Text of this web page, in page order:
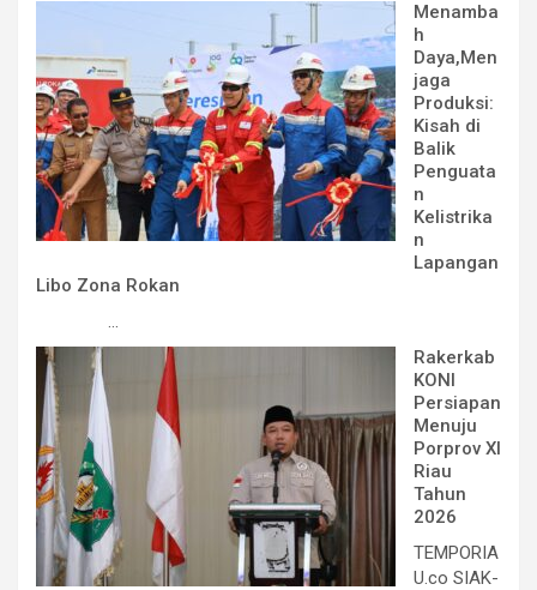
Menamba
h
Daya,Men
jaga
Produksi:
Kisah di
Balik
Penguata
n
Kelistrika
n
Lapangan
Libo Zona Rokan
...
Rakerkab
KONI
Persiapan
Menuju
Porprov XI
Riau
Tahun
2026
TEMPORIA
U.co SIAK-